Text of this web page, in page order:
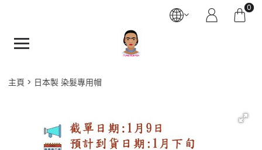
0
主頁 日本製 染髮專用帽